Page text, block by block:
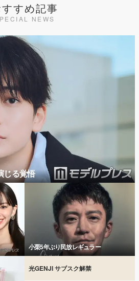
すめ記事
NEWS
じる覚悟
小栗5年ぶり民放レギュラー
光GENJI サブスク解禁